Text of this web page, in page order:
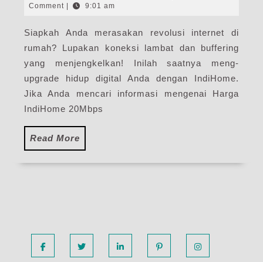
|
Harga
Paket
Pasang
WiFi
22,
Comment | 9:01 am
Siapkah Anda merasakan revolusi internet di
rumah? Lupakan koneksi lambat dan buffering
yang menjengkelkan! Inilah saatnya meng-
upgrade hidup digital Anda dengan IndiHome.
Jika Anda mencari informasi mengenai Harga
IndiHome 20Mbps
Read More
More